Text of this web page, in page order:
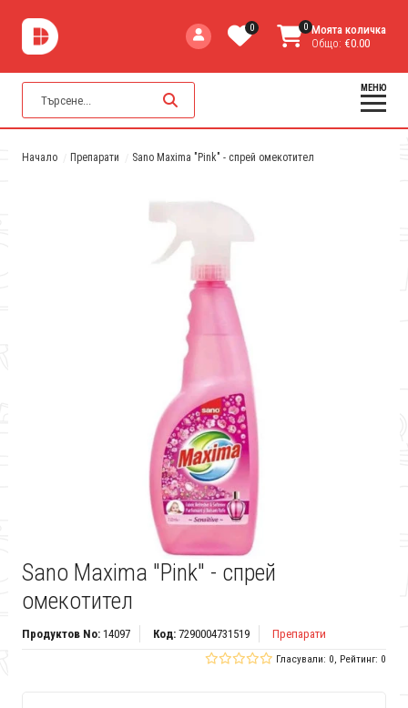
0 0 Моята количка
Общо: €0.00
МЕНЮ
Начало Препарати Sano Maxima "Pink" - спрей омекотител
Sano Maxima "Pink" - спрей
омекотител
Продуктов No:14097 Код:7290004731519 Препарати
Гласували: 0, Рейтинг: 0